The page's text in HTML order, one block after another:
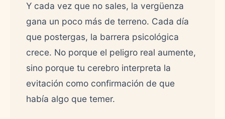
Y cada vez que no sales, la vergüenza
gana un poco más de terreno. Cada día
que postergas, la barrera psicológica
crece. No porque el peligro real aumente,
sino porque tu cerebro interpreta la
evitación como confirmación de que
había algo que temer.